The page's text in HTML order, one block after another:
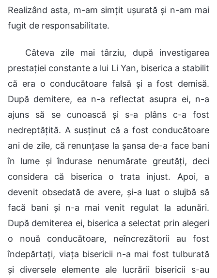
Realizând asta, m-am simțit ușurată și n-am mai
fugit de responsabilitate.
Câteva zile mai târziu, după investigarea
prestației constante a lui Li Yan, biserica a stabilit
că era o conducătoare falsă și a fost demisă.
După demitere, ea n-a reflectat asupra ei, n-a
ajuns să se cunoască și s-a plâns c-a fost
nedreptățită. A susținut că a fost conducătoare
ani de zile, că renunțase la șansa de-a face bani
în lume și îndurase nenumărate greutăți, deci
considera că biserica o trata injust. Apoi, a
devenit obsedată de avere, și-a luat o slujbă să
facă bani și n-a mai venit regulat la adunări.
După demiterea ei, biserica a selectat prin alegeri
o nouă conducătoare, neîncrezătorii au fost
îndepărtați, viața bisericii n-a mai fost tulburată
și diversele elemente ale lucrării bisericii s-au